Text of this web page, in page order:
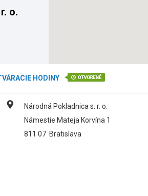
o.
HODINY
Národná Pokladnica s. r. o.
Námestie Mateja Korvína 1
811 07 Bratislava